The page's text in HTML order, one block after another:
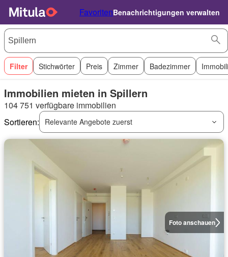
FavoritenBenachrichtigungen verwalten
Filter Stichwörter Preis Zimmer Badezimmer
Immobilien mieten in Spillern
104 751 verfügbare immobilien
Sortieren:
Relevante Angebote zuerst
Foto anschauen